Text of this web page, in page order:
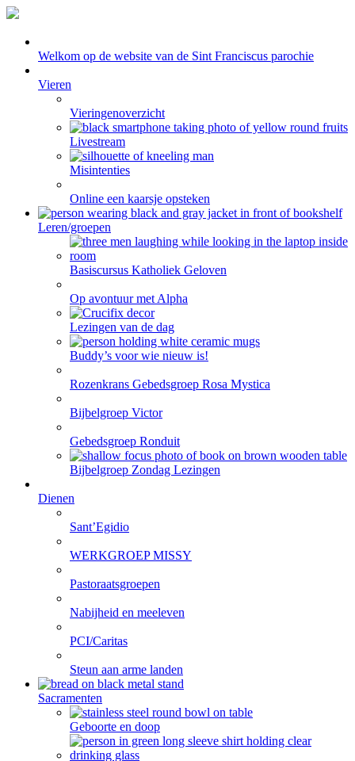
Welkom op de website van de Sint Franciscus parochie
Vieren
Vieringenoverzicht
Livestream
Misintenties
Online een kaarsje opsteken
Leren/groepen
Basiscursus Katholiek Geloven
Op avontuur met Alpha
Lezingen van de dag
Buddy’s voor wie nieuw is!
Rozenkrans Gebedsgroep Rosa Mystica
Bijbelgroep Victor
Gebedsgroep Ronduit
Bijbelgroep Zondag Lezingen
Dienen
Sant’Egidio
WERKGROEP MISSY
Pastoraatsgroepen
Nabijheid en meeleven
PCI/Caritas
Steun aan arme landen
Sacramenten
Geboorte en doop